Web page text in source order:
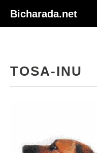
Bicharada.net
TOSA-INU